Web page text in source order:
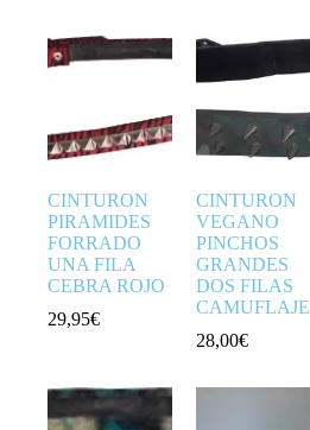
CINTURON
PIRAMIDES
FORRADO
UNA FILA
CEBRA ROJO
29,95€
CINTURON
VEGANO
PINCHOS
GRANDES
DOS FILAS
CAMUFLAJE
28,00€